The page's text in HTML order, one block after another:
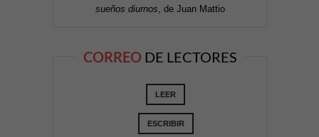
sueños diurnos , de Juan Mattio
CORREO DE LECTORES
LEER
ESCRIBIR